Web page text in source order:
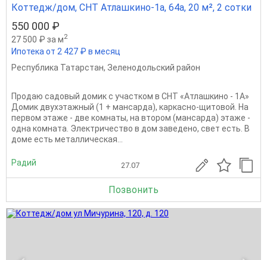
Коттедж/дом, СНТ Атлашкино-1а, 64а, 20 м², 2 сотки
550 000 ₽
27 500 ₽ за м2
Ипотека от 2 427 ₽ в месяц
Республика Татарстан, Зеленодольский район
Продаю садовый домик с участком в СНТ «Атлашкино - 1А»
Домик двухэтажный (1 + мансарда), каркасно-щитовой. На
первом этаже - две комнаты, на втором (мансарда) этаже -
одна комната. Электричество в дом заведено, свет есть. В
доме есть металлическая...
Радий 27.07
Позвонить